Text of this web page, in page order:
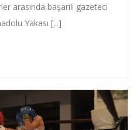
arasında başarılı gazeteci
Yakası [...]